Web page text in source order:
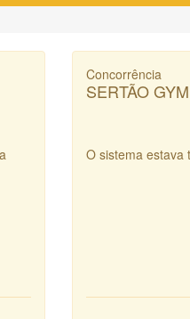
Concorrência
SERTÃO GYM
O sistema estava